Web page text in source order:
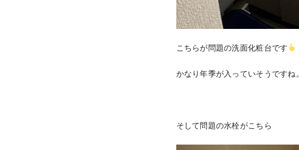
こちらが問題の洗面化粧台です
かなり年季が入っていそうですね。
そして問題の水栓がこちら